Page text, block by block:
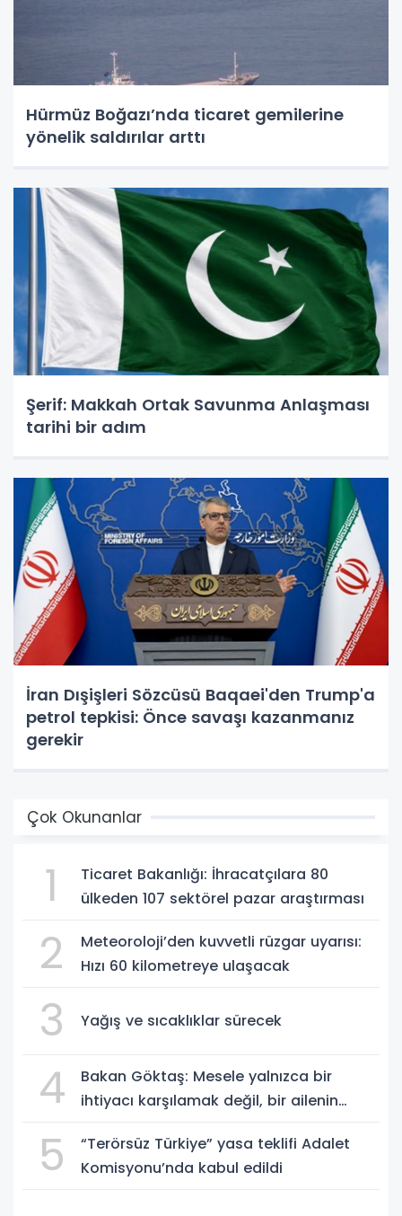
Hürmüz Boğazı’nda ticaret gemilerine
yönelik saldırılar arttı
Şerif: Makkah Ortak Savunma Anlaşması
tarihi bir adım
İran Dışişleri Sözcüsü Baqaei'den Trump'a
petrol tepkisi: Önce savaşı kazanmanız
gerekir
Çok Okunanlar
1
Ticaret Bakanlığı: İhracatçılara 80
ülkeden 107 sektörel pazar araştırması
2
Meteoroloji’den kuvvetli rüzgar uyarısı:
Hızı 60 kilometreye ulaşacak
3 Yağış ve sıcaklıklar sürecek
4
Bakan Göktaş: Mesele yalnızca bir
ihtiyacı karşılamak değil, bir ailenin
5
“Terörsüz Türkiye” yasa teklifi Adalet
Komisyonu’nda kabul edildi